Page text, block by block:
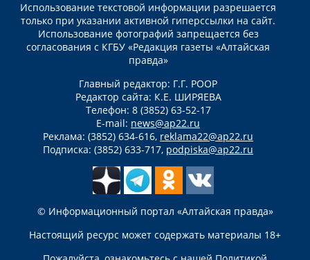
Использование текстовой информации разрешается
только при указании активной гиперссылки на сайт.
Использование фотографий запрещается без
согласования с КГБУ «Редакция газеты «Алтайская
правда»
Главный редактор: Г.Г. РООР
Редактор сайта: К.Е. ШИРЯЕВА
Телефон: 8 (3852) 63-52-17
E-mail: news@ap22.ru
Реклама: (3852) 634-616, reklama22@ap22.ru
Подписка: (3852) 633-717, podpiska@ap22.ru
© Информационный портал «Алтайская правда»
Настоящий ресурс может содержать материалы 18+